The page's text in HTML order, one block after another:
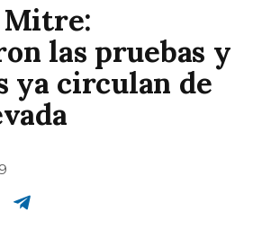
las pruebas y
ya circulan de